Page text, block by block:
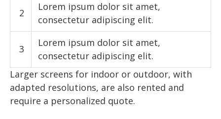
2
Lorem ipsum dolor sit amet,
consectetur adipiscing elit.
3
Lorem ipsum dolor sit amet,
consectetur adipiscing elit.
Larger screens for indoor or outdoor, with
adapted resolutions, are also rented and
require a personalized quote.